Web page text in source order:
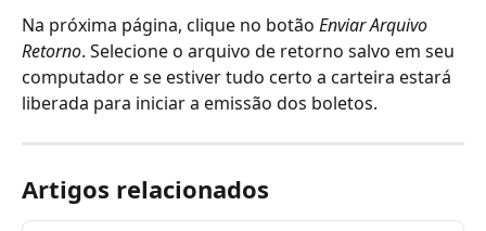
Na próxima página, clique no botão Enviar Arquivo
Retorno. Selecione o arquivo de retorno salvo em seu
computador e se estiver tudo certo a carteira estará
liberada para iniciar a emissão dos boletos.
Artigos relacionados